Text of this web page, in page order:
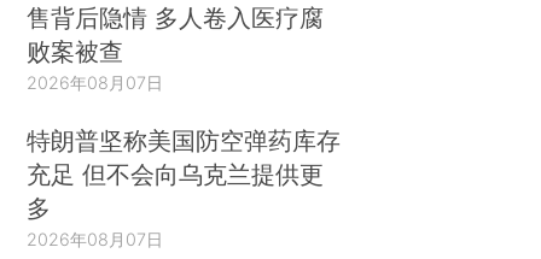
售背后隐情 多人卷入医疗腐
败案被查
2026年08月07日
特朗普坚称美国防空弹药库存
充足 但不会向乌克兰提供更
多
2026年08月07日